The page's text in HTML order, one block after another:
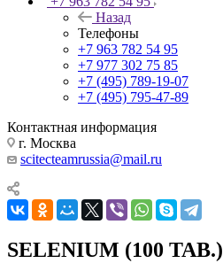
Назад
Телефоны
+7 963 782 54 95
+7 977 302 75 85
+7 (495) 789-19-07
+7 (495) 795-47-89
Контактная информация
г. Москва
scitecteamrussia@mail.ru
SELENIUM (100 TAB.)